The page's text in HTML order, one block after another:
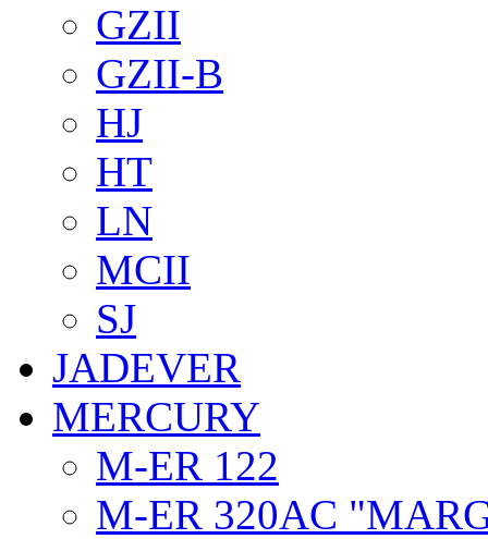
GZII
GZII-B
HJ
HT
LN
MCII
SJ
JADEVER
MERCURY
M-ER 122
M-ER 320AC